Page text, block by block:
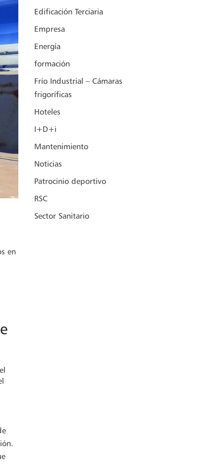
en
Edificación Terciaria
Empresa
Energía
formación
Frío Industrial – Cámaras
frigoríficas
Hoteles
I+D+i
Mantenimiento
Noticias
Patrocinio deportivo
RSC
Sector Sanitario